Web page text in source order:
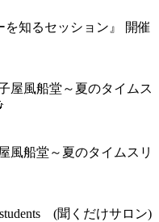
を知るセッション』 開催
風船堂～夏のタイムスリ